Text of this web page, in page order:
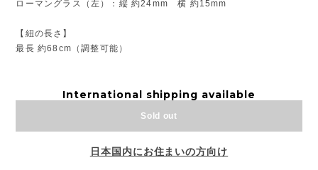
ローマングラス（左）：縦 約24mm 横 約15mm
【紐の長さ】
最長 約68cm（調整可能）
International shipping available
Sold out
日本国内にお住まいの方向け